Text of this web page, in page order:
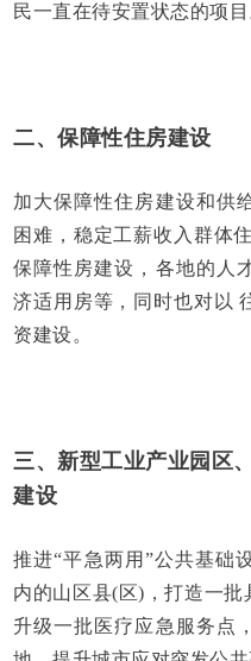
民一直在待安置状态的项目
二、保障性住房建设
加大保障性住房建设和供
困难，稳定工薪收入群体
保障性房建设，各地的人
济适用房等，同时也对以
资建设。
三、新型工业产业园区
建设
推进“平急两用”公共基础
内的山区县(区)，打造一批
升级一批医疗应急服务点